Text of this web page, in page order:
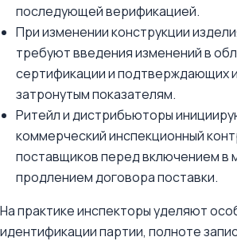
последующей верификацией.
При изменении конструкции
требуют введения изменений в
сертификации и подтверждающих
затронутым показателям.
Ритейл и дистрибьюторы
коммерческий инспекционный
поставщиков перед включением в
продлением договора поставки.
На практике инспекторы уделяют
идентификации партии, полноте